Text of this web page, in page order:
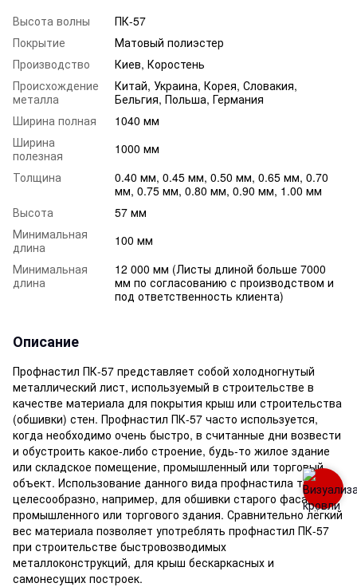
Высота волны
ПК-57
Покрытие
Матовый полиэстер
Производство
Киев, Коростень
Происхождение
металла
Китай, Украина, Корея, Словакия,
Бельгия, Польша, Германия
Ширина полная
1040 мм
Ширина
полезная
1000 мм
Толщина
0.40 мм, 0.45 мм, 0.50 мм, 0.65 мм, 0.70
мм, 0.75 мм, 0.80 мм, 0.90 мм, 1.00 мм
Высота
57 мм
Минимальная
длина
100 мм
Минимальная
длина
12 000 мм (Листы длиной больше 7000
мм по согласованию с производством и
под ответственность клиента)
Описание
Профнастил ПК-57 представляет собой холодногнутый
металлический лист, используемый в строительстве в
качестве материала для покрытия крыш или строительства
(обшивки) стен. Профнастил ПК-57 часто используется,
когда необходимо очень быстро, в считанные дни возвести
и обустроить какое-либо строение, будь-то жилое здание
или складское помещение, промышленный или торговый
объект. Использование данного вида профнастила также
целесообразно, например, для обшивки старого фасада
промышленного или торгового здания. Сравнительно лёгкий
вес материала позволяет употреблять профнастил ПК-57
при строительстве быстровозводимых
металлоконструкций, для крыш бескаркасных и
самонесущих построек.